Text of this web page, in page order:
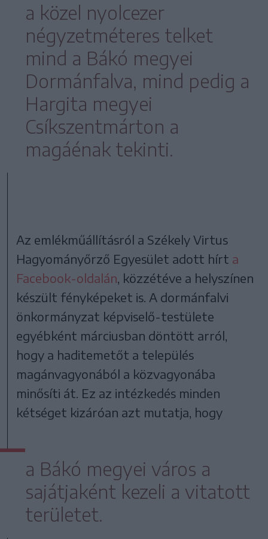
a közel nyolcezer
négyzetméteres telket
mind a Bákó megyei
Dormánfalva, mind pedig a
Hargita megyei
Csíkszentmárton a
magáénak tekinti.
Az emlékműállításról a Székely Virtus
Hagyományőrző Egyesület adott hírt a
Facebook-oldalán , közzétéve a helyszínen
készült fényképeket is. A dormánfalvi
önkormányzat képviselő-testülete
egyébként márciusban döntött arról,
hogy a haditemetőt a település
magánvagyonából a közvagyonába
minősíti át. Ez az intézkedés minden
kétséget kizáróan azt mutatja, hogy
a Bákó megyei város a
sajátjaként kezeli a vitatott
területet.